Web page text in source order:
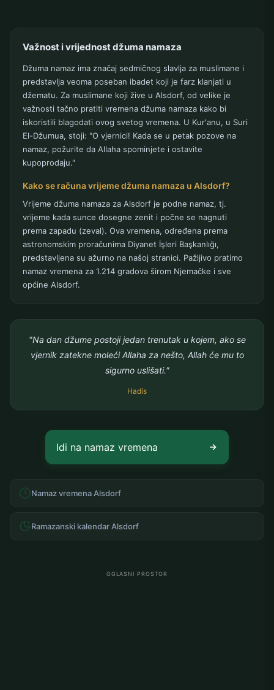
Važnost i vrijednost džuma namaza
Džuma namaz ima značaj sedmičnog slavlja za muslimane i
predstavlja veoma poseban ibadet koji je farz klanjati u
džematu. Za muslimane koji žive u Alsdorf, od velike je
važnosti tačno pratiti vremena džuma namaza kako bi
iskoristili blagodati ovog svetog vremena. U Kur'anu, u Suri
El-Džumua, stoji: "O vjernici! Kada se u petak pozove na
namaz, požurite da Allaha spominjete i ostavite
kupoprodaju."
Kako se računa vrijeme džuma namaza u Alsdorf?
Vrijeme džuma namaza za Alsdorf je podne namaz, tj.
vrijeme kada sunce dosegne zenit i počne se nagnuti
prema zapadu (zeval). Ova vremena, određena prema
astronomskim proračunima Diyanet İşleri Başkanlığı,
predstavljena su ažurno na našoj stranici. Pažljivo pratimo
namaz vremena za 1.214 gradova širom Njemačke i sve
općine Alsdorf.
"Na dan džume postoji jedan trenutak u kojem, ako se
vjernik zatekne moleći Allaha za nešto, Allah će mu to
sigurno uslišati."
Hadis
Idi na namaz vremena
Namaz vremena Alsdorf
Ramazanski kalendar Alsdorf
OGLASNI PROSTOR